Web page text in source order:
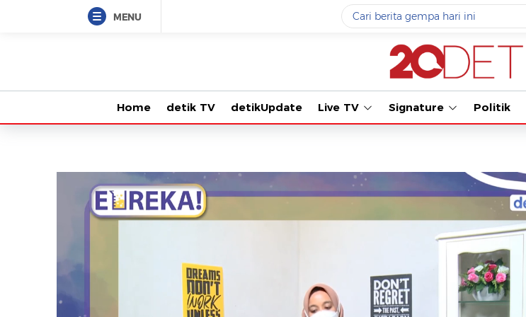
MENU
Yang sedang ramai dicari
gempa hari ini
#3iran
#5prabowo
Loading...
Home detik TV detikUpdate Live TV Signature Politik